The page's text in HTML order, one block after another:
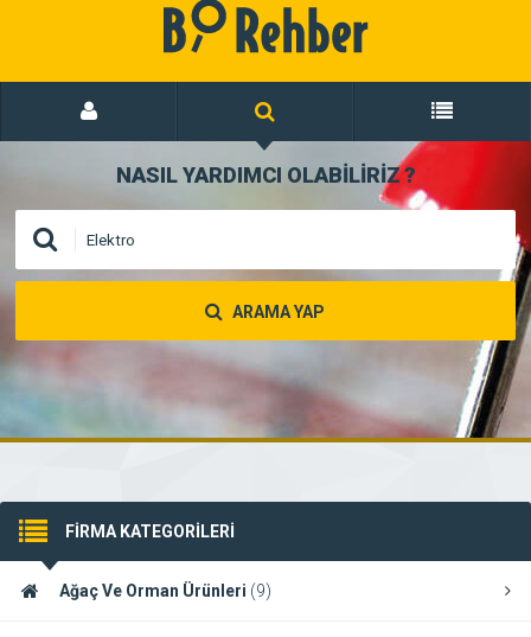
NASIL YARDIMCI OLABİLİRİZ?
ARAMA YAP
FİRMA KATEGORİLERİ
Ağaç Ve Orman Ürünleri (9)